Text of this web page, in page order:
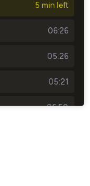
5 min left
06:26
05:26
05:21
06:50